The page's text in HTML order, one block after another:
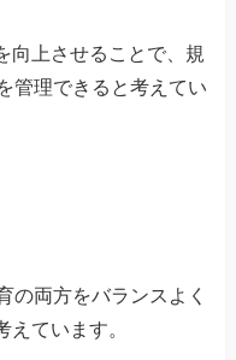
向上させることで、規
管理できると考えてい
の両方をバランスよく
ています。